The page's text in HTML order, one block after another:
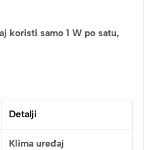
koristi samo 1 W po satu,
Detalji
Klima uređaj